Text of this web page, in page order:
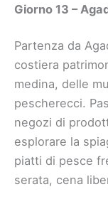
Giorno 13 –
Partenza da
costiera
medina, delle
pescherecci.
negozi di
esplorare la
piatti di pesce
serata, cena